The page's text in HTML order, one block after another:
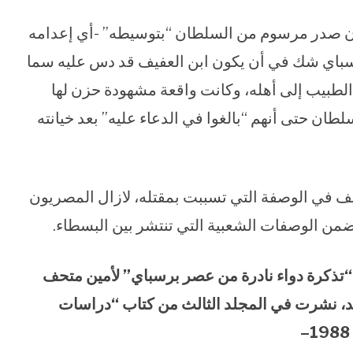
صدر مرسوم من السلطان “بتوسيطه” -أي إعدامه
شك في أن يكون ابن العفيف قد دس عليه سما
إلى أهله، وكانت واقعة مشهودة حزن لها
حتى أنهم “بالغوا في الدعاء عليه” بعد خيانته
في الوصفة التي تسببت بمقتله، لازال المصريون
الوصفات الشعبية التي تنتشر بين البسطاء.
دواء نادرة من عصر برسباي” لأمين متحف
نشرت في المجلد الثالث من كتاب “دراسات